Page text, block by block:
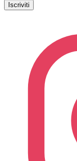
Iscriviti